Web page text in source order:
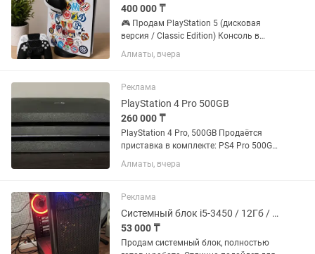
400 000 ₸
🎮 Продам PlayStation 5 (дисковая
версия / Classic Edition) Консоль в
отличном состоянии, полностью
исправна, готова к игре сразу после
PlayStation 5 (дисковая...
Алматы, вчера
Реклама
PlayStation 4 Pro 500GB
260 000 ₸
PlayStation 4 Pro, 500GB Продаётся
приставка в комплекте: PS4 Pro 500GB
— отличное состояние, недавно
обслужена (чистка, термопаста),
джойстика DualShock 4 (2 камуфляж
—...
Алматы, вчера
Реклама
Системный блок i5-3450 / 12Гб / SSD 256 Гб / 550Вт БП
53 000 ₸
Продам системный блок, полностью